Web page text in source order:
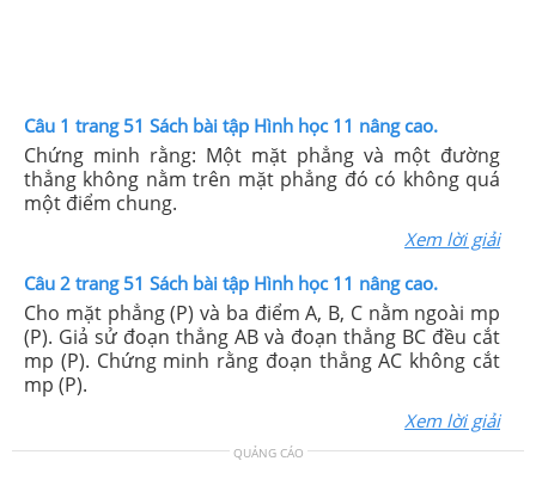
Câu 1 trang 51 Sách bài tập Hình học 11 nâng cao.
Chứng minh rằng: Một mặt phẳng và một đường
thẳng không nằm trên mặt phẳng đó có không quá
một điểm chung.
Xem lời giải
Câu 2 trang 51 Sách bài tập Hình học 11 nâng cao.
Cho mặt phẳng (P) và ba điểm A, B, C nằm ngoài mp
(P). Giả sử đoạn thẳng AB và đoạn thẳng BC đều cắt
mp (P). Chứng minh rằng đoạn thẳng AC không cắt
mp (P).
Xem lời giải
QUẢNG CÁO